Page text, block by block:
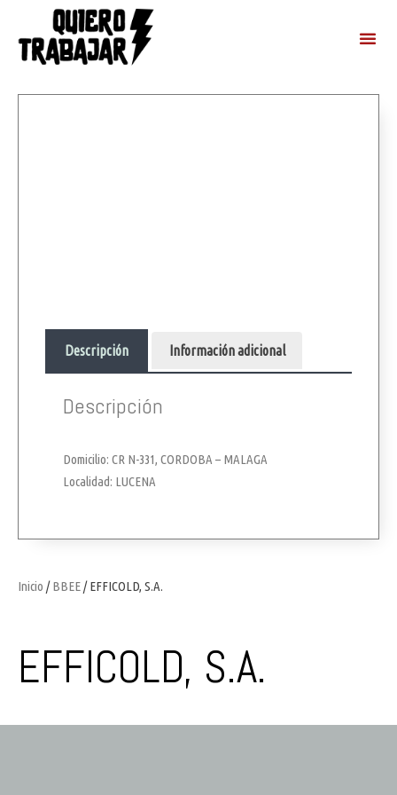
Inicio /BBEE/ EFFICOLD, S.A.
EFFICOLD, S.A.
Descripción Información adicional
Descripción
Domicilio: CR N-331, CORDOBA – MALAGA
Localidad: LUCENA